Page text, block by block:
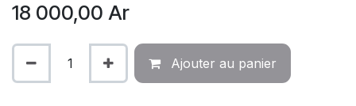
18 000,00 Ar
Ajouter au panier